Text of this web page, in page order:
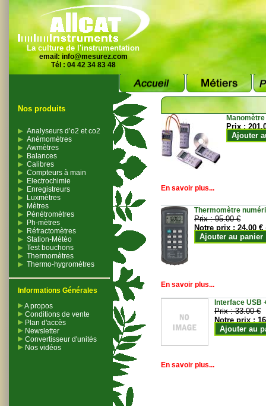
La culture de l'instrumentation
email: info@mesurez.com
Tél : 04 42 34 83 48
Nos produits
Analyseurs d’o2 et co2
Anémomètres
Awmètres
Balances
Calibres
Compteurs à main
Electrochimie
Enregistreurs
Luxmètres
Mètres
Pénétromètres
Ph-mètres
Réfractomètres
Station-Météo
Test bouchons
Thermomètres
Thermo-hygromètres
Informations Générales
A propos
Conditions de vente
Plan d'accès
Newsletter
Convertisseur d'unités
Nos vidéos
Prix :
Ajouter
En savoir plus...
Thermomètre
Prix :95.00 €
Notre prix :24.00 €
Ajouter au panier
En savoir plus...
Interface USB
Prix :33.00 €
Notre prix :
Ajouter au
En savoir plus...